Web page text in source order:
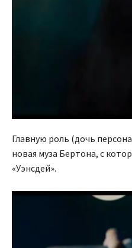
Главную роль (дочь
новая муза Бертона, с
«Уэнсдей».